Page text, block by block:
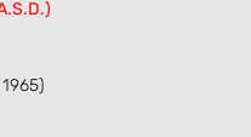
1965)